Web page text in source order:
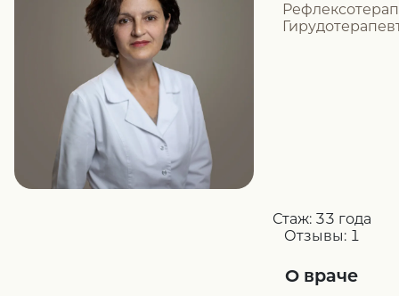
Стаж: 33 года
Отзывы: 1
О враче